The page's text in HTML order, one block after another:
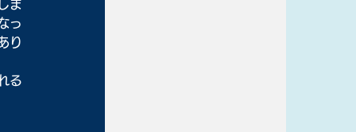
ま
っ
り
る